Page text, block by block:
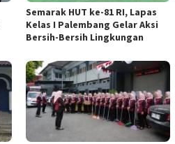
Semarak HUT ke-81 RI, Lapas
Kelas I Palembang Gelar Aksi
Bersih-Bersih Lingkungan